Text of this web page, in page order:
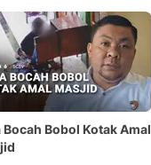
Bocah Bobol Kotak Amal